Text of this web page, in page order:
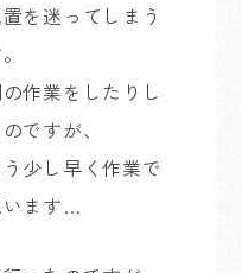
を迷ってしまう
作業をしたりし
ですが、
少し早く作業で
います…